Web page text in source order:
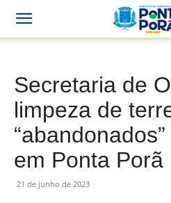
Secretaria de
limpeza de
em Ponta Porã
21 de junho de 2023